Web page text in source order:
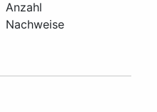
Anzahl
Nachweise